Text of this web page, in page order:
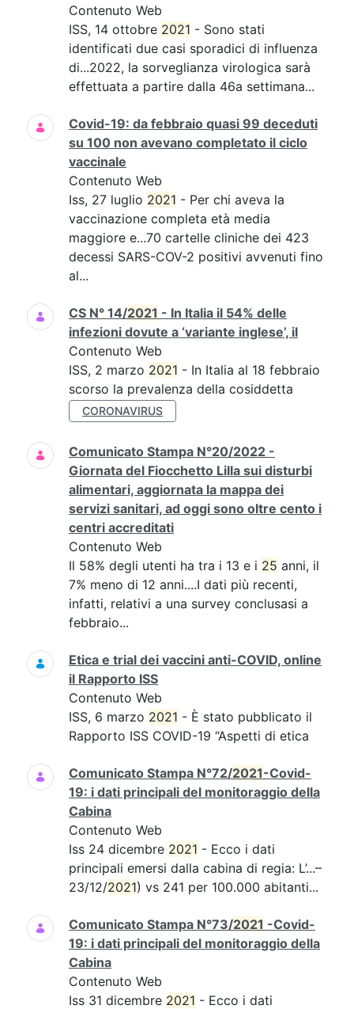
Contenuto Web
ISS, 14 ottobre 2021 - Sono stati
identificati due casi sporadici di influenza
di...2022, la sorveglianza virologica sarà
effettuata a partire dalla 46a settimana...
Covid-19: da febbraio quasi 99 deceduti
su 100 non avevano completato il ciclo
vaccinale
Contenuto Web
Iss, 27 luglio 2021 - Per chi aveva la
vaccinazione completa età media
maggiore e...70 cartelle cliniche dei 423
decessi SARS-COV-2 positivi avvenuti fino
al...
CS N° 14/2021 - In Italia il 54% delle
infezioni dovute a ‘variante inglese’, il
Contenuto Web
ISS, 2 marzo 2021 - In Italia al 18 febbraio
scorso la prevalenza della cosiddetta
CORONAVIRUS
Comunicato Stampa N°20/2022 -
Giornata del Fiocchetto Lilla sui disturbi
alimentari, aggiornata la mappa dei
servizi sanitari, ad oggi sono oltre cento i
centri accreditati
Contenuto Web
Il 58% degli utenti ha tra i 13 e i 25 anni, il
7% meno di 12 anni....I dati più recenti,
infatti, relativi a una survey conclusasi a
febbraio...
Etica e trial dei vaccini anti-COVID, online
il Rapporto ISS
Contenuto Web
ISS, 6 marzo 2021 - È stato pubblicato il
Rapporto ISS COVID-19 “Aspetti di etica
Comunicato Stampa N°72/2021-Covid-
19: i dati principali del monitoraggio della
Cabina
Contenuto Web
Iss 24 dicembre 2021 - Ecco i dati
principali emersi dalla cabina di regia: L’...–
23/12/2021) vs 241 per 100.000 abitanti...
Comunicato Stampa N°73/2021 -Covid-
19: i dati principali del monitoraggio della
Cabina
Contenuto Web
Iss 31 dicembre 2021 - Ecco i dati